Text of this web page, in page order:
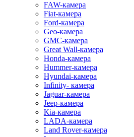
FAW-камера
Fiat-камера
Ford-камера
Geo-камера
GMC-камера
Great Wall-камера
Honda-камера
Hummer-камера
Hyundai-камера
Infinity- камера
Jaguar-камера
Jeep-камера
Kia-камера
LADA-камера
Land Rover-камера